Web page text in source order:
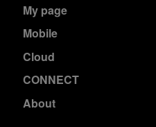
My page
Mobile
Cloud
CONNECT
About